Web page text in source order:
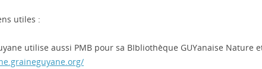
utiles :
utilise aussi PMB pour sa BIbliothèque GUYanaise Nature